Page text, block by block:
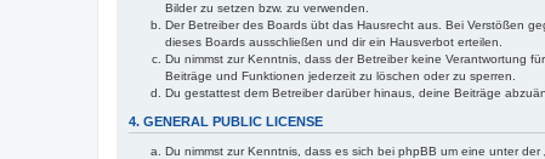
Bilder zu setzen bzw. zu verwenden.
Der Betreiber des Boards übt das Hausrecht aus. Bei Verstößen
dieses Boards ausschließen und dir ein Hausverbot erteilen.
Du nimmst zur Kenntnis, dass der Betreiber keine Verantwortung
Beiträge und Funktionen jederzeit zu löschen oder zu sperren.
Du gestattest dem Betreiber darüber hinaus, deine Beiträge
4. GENERAL PUBLIC LICENSE
Du nimmst zur Kenntnis, dass es sich bei phpBB um eine unter der „